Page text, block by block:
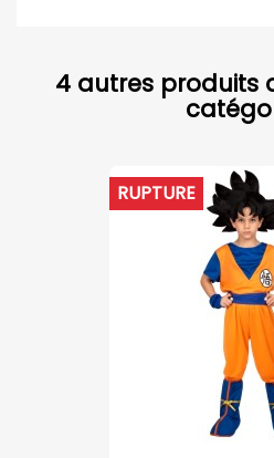
4 autres produits
RUPTURE